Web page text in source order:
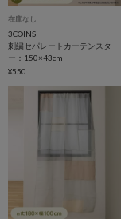
在庫なし
3COINS
刺繍セパレートカーテンスタ
ー：150×43cm
¥550